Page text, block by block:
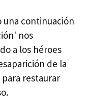
una continuación
nos
a los héroes
de la
restaurar